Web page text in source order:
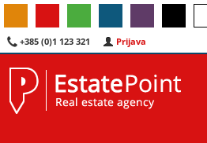
+385 (0)1 123 321 Prijava